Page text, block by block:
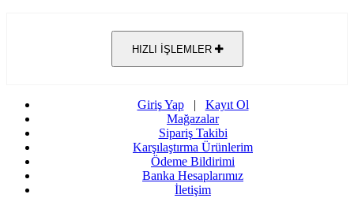
HIZLI İŞLEMLER
Giriş Yap| Kayıt Ol
Mağazalar
Sipariş Takibi
Karşılaştırma Ürünlerim
Ödeme Bildirimi
Banka Hesaplarımız
İletişim